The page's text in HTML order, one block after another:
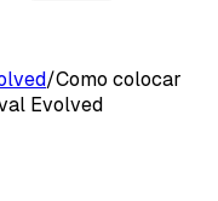
/Como colocar
Evolved